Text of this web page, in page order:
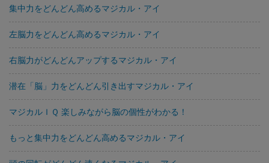
集中力をどんどん高めるマジカル・アイ
左脳力をどんどん高めるマジカル・アイ
右脳力がどんどんアップするマジカル・アイ
潜在「脳」力をどんどん引き出すマジカル・アイ
マジカルＩＱ 楽しみながら脳の個性がわかる！
もっと集中力をどんどん高めるマジカル・アイ